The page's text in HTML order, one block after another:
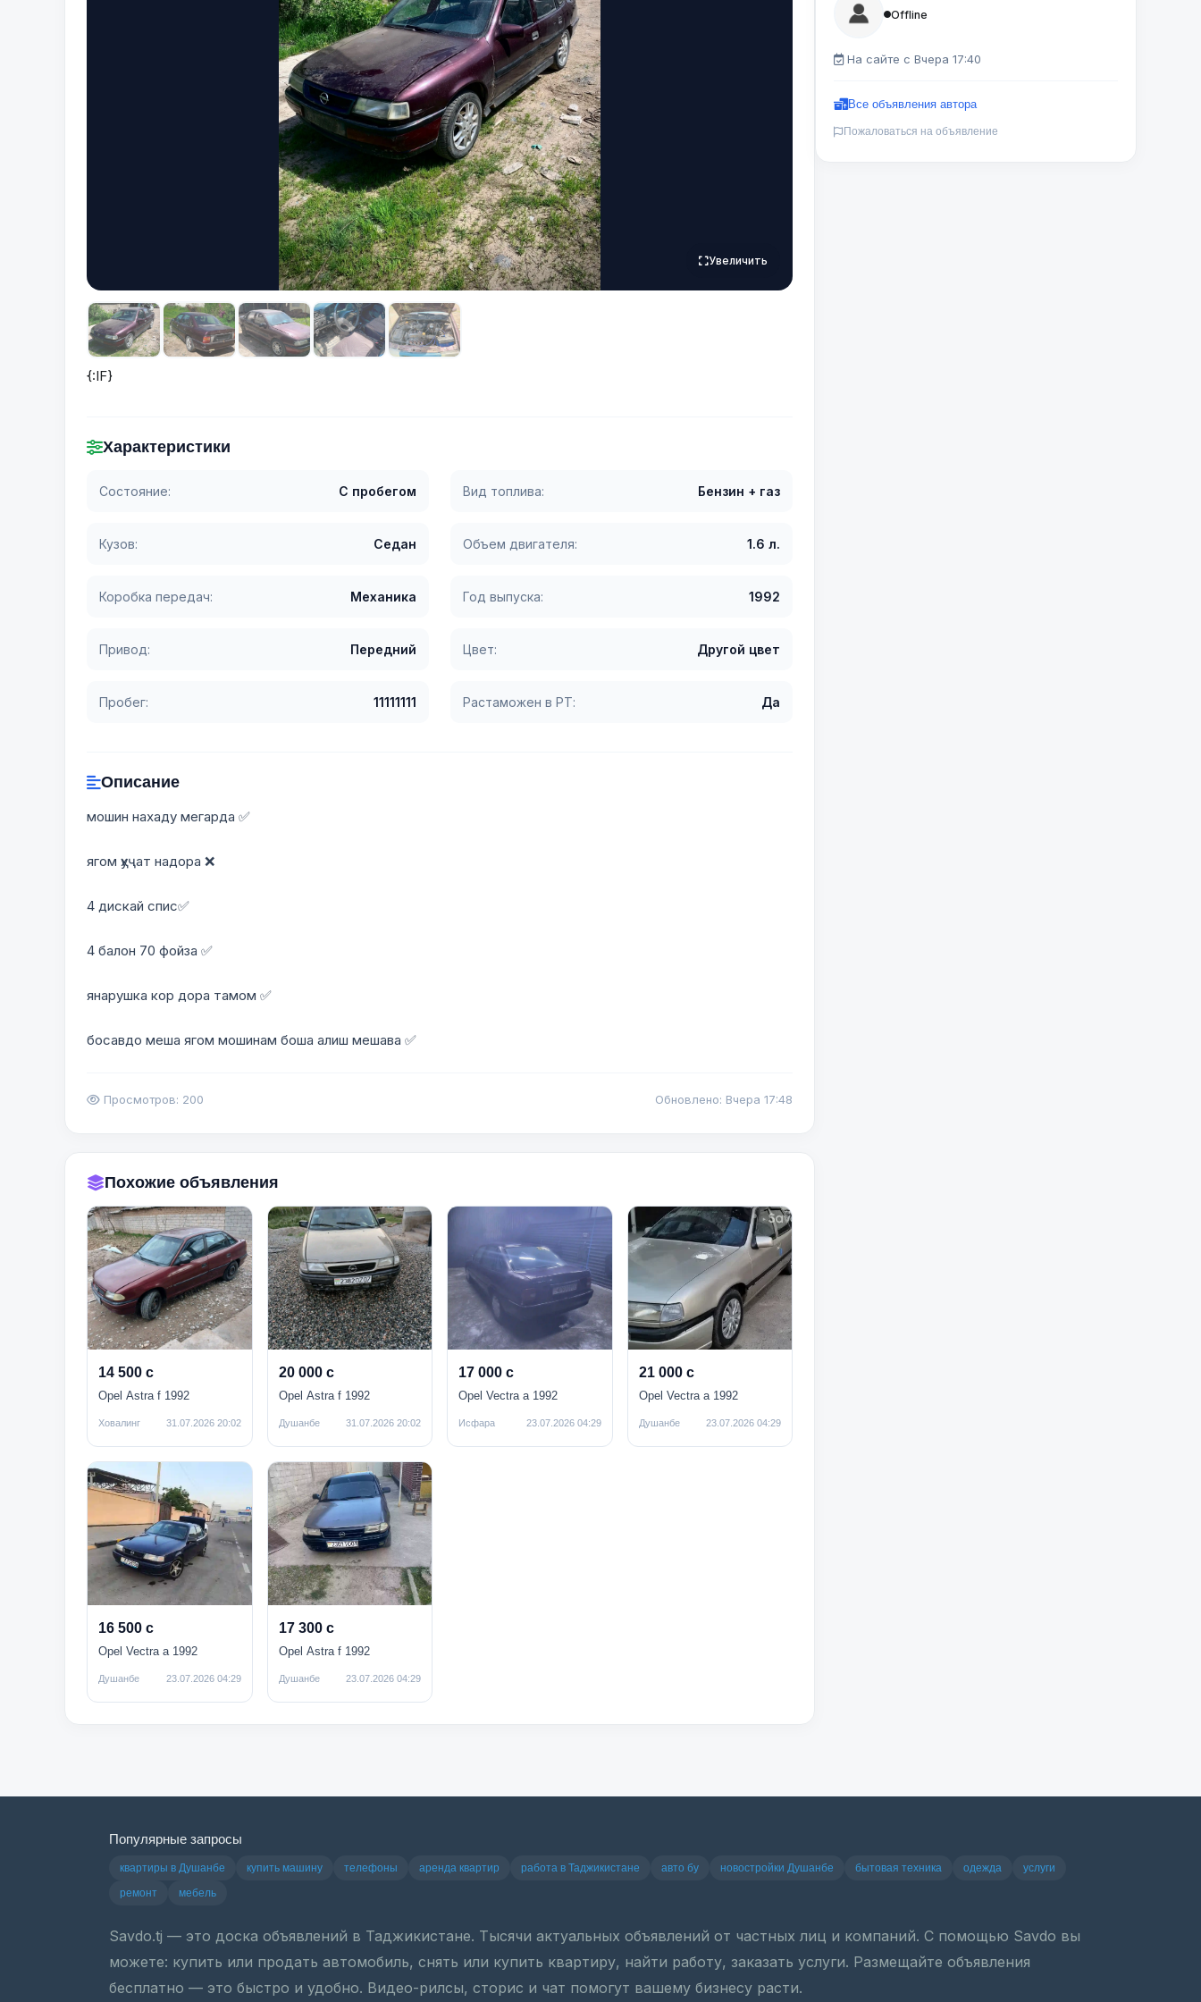
Увеличить
{:IF}
Характеристики
Состояние: С пробегом Вид топлива: Бензин + газ
Кузов: Седан Объем двигателя: 1.6 л.
Коробка передач: Механика Год выпуска: 1992
Привод: Передний Цвет: Другой цвет
Пробег: 11111111 Растаможен в РТ: Да
Описание
мошин нахаду мегарда ✅
ягом ҳуҷат надора ❌
4 дискай спис✅
4 балон 70 фойза ✅
янарушка кор дора тамом ✅
босавдо меша ягом мошинам боша алиш мешава ✅
Просмотров: 200 Обновлено: Вчера 17:48
Похожие объявления
14 500 с
Opel Astra f 1992
Ховалинг 31.07.2026 20:02
20 000 с
Opel Astra f 1992
Душанбе 31.07.2026 20:02
17 000 с
Opel Vectra a 1992
Исфара 23.07.2026 04:29
21 000 с
Opel Vectra a 1992
Душанбе 23.07.2026 04:29
16 500 с
Opel Vectra a 1992
Душанбе 23.07.2026 04:29
17 300 с
Opel Astra f 1992
Душанбе 23.07.2026 04:29
Offline
На сайте с Вчера 17:40
Все объявления автора
Пожаловаться на объявление
Популярные запросы
квартиры в Душанбе купить машину телефоны аренда квартир работа в Таджикистане авто бу новостройки Душанбе бытовая техника одежда
услуги
ремонт
мебель
Savdo.tj — это доска объявлений в Таджикистане. Тысячи актуальных объявлений от частных лиц и компаний. С помощью Savdo вы
можете: купить или продать автомобиль, снять или купить квартиру, найти работу, заказать услуги. Размещайте объявления
бесплатно — это быстро и удобно. Видео-рилсы, сторис и чат помогут вашему бизнесу расти.